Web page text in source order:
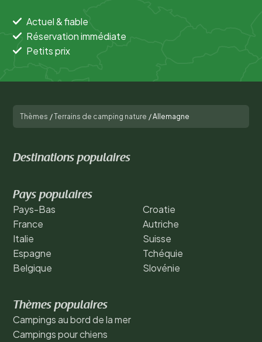
Actuel & fiable
Réservation immédiate
Petits prix
Thèmes /Terrains de camping nature /Allemagne
Destinations populaires
Pays populaires
Pays-Bas
France
Italie
Espagne
Belgique
Croatie
Autriche
Suisse
Tchéquie
Slovénie
Thèmes populaires
Campings au bord de la mer
Campings pour chiens